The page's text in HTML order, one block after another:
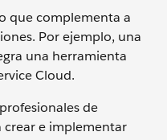
que complementa a
Por ejemplo, una
una herramienta
Cloud.
de
crear e implementar